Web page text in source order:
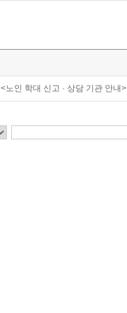
<노인 학대 신고 · 상담 기관 안내>